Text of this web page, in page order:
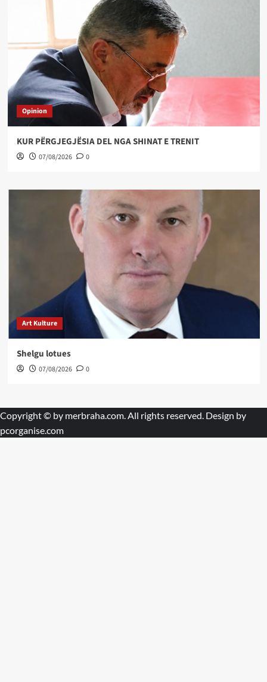
Opinion
KUR PËRGJEGJËSIA DEL NGA SHINAT E TRENIT
07/08/2026 0
Art Kulture
Shelgu lotues
07/08/2026 0
Copyright © by merbraha.com. All rights reserved. Design by
pcorganise.com